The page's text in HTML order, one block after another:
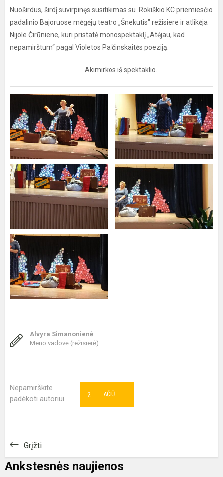
Nuoširdus, širdį suvirpinęs susitikimas su Rokiškio KC priemiesčio
padalinio Bajoruose mėgėjų teatro „Šnekutis" režisiere ir atlikėja
Nijole Čirūniene, kuri pristatė monospektaklį „Atėjau, kad
nepamirštum“ pagal Violetos Palčinskaitės poeziją.
Akimirkos iš spektaklio.
Alvyra Simanonienė
Meno vadovė (režisierė)
Nepamirškite
padėkoti autoriui
AČIŪ
2
Grįžti
Ankstesnės naujienos